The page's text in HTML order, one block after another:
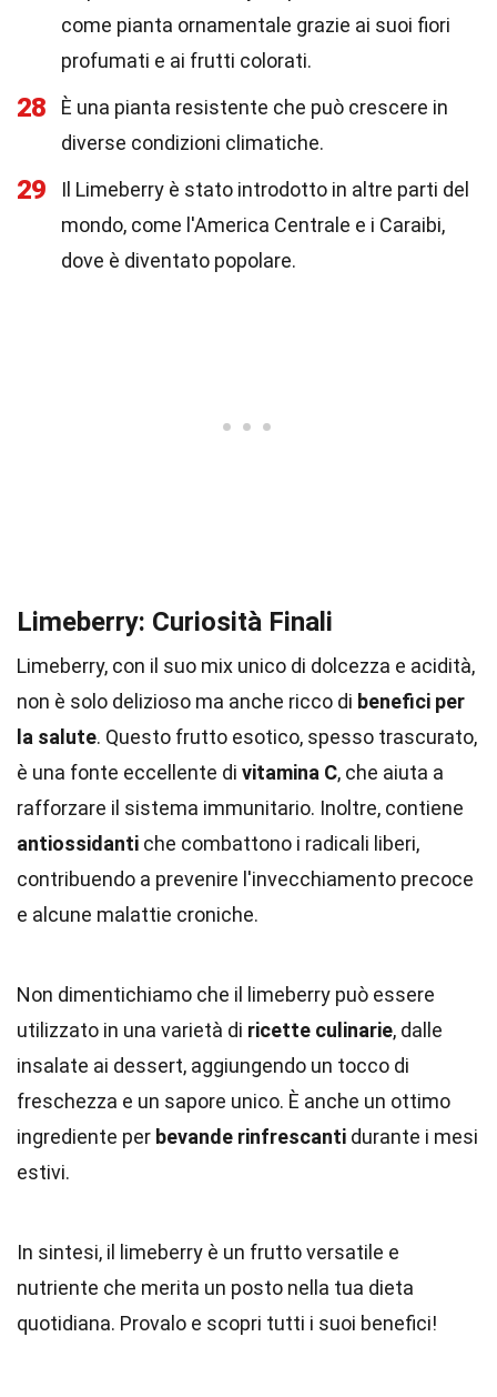
come pianta ornamentale grazie ai suoi fiori
profumati e ai frutti colorati.
28
È una pianta resistente che può crescere in
diverse condizioni climatiche.
29
Il Limeberry è stato introdotto in altre parti del
mondo, come l'America Centrale e i Caraibi,
dove è diventato popolare.
Limeberry: Curiosità Finali
Limeberry, con il suo mix unico di dolcezza e acidità,
non è solo delizioso ma anche ricco di benefici per
la salute. Questo frutto esotico, spesso trascurato,
è una fonte eccellente di vitamina C, che aiuta a
rafforzare il sistema immunitario. Inoltre, contiene
antiossidanti che combattono i radicali liberi,
contribuendo a prevenire l'invecchiamento precoce
e alcune malattie croniche.
Non dimentichiamo che il limeberry può essere
utilizzato in una varietà di ricette culinarie, dalle
insalate ai dessert, aggiungendo un tocco di
freschezza e un sapore unico. È anche un ottimo
ingrediente per bevande rinfrescanti durante i mesi
estivi.
In sintesi, il limeberry è un frutto versatile e
nutriente che merita un posto nella tua dieta
quotidiana. Provalo e scopri tutti i suoi benefici!